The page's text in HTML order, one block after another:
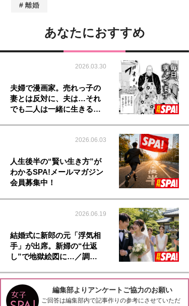
離婚
あなたにおすすめ
2026.03.30
夫婦で漫画家。売れっ子の
妻とは反対に、夫は…それ
でも二人は一緒に生きる…
2026.06.03
人生後半の“賢い生き方”が
わかるSPA!メールマガジン
会員募集中！
2026.06.19
結婚式に新郎の元「浮気相
手」が出席。新婦の“仕返
し”で地獄絵図に…／調…